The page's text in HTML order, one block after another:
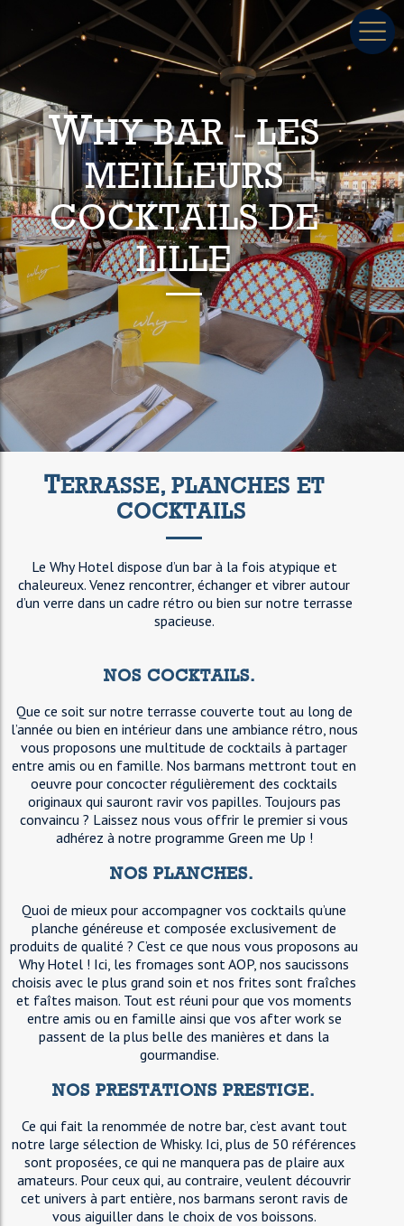
WHY BAR - LES
MEILLEURS
COCKTAILS DE
LILLE
TERRASSE, PLANCHES ET
COCKTAILS
Le Why Hotel dispose d’un bar à la fois atypique et
chaleureux. Venez rencontrer, échanger et vibrer autour
d’un verre dans un cadre rétro ou bien sur notre terrasse
spacieuse.
NOS COCKTAILS.
Que ce soit sur notre terrasse couverte tout au long de
l’année ou bien en intérieur dans une ambiance rétro, nous
vous proposons une multitude de cocktails à partager
entre amis ou en famille. Nos barmans mettront tout en
oeuvre pour concocter régulièrement des cocktails
originaux qui sauront ravir vos papilles. Toujours pas
convaincu ? Laissez nous vous offrir le premier si vous
adhérez à notre programme Green me Up !
NOS PLANCHES.
Quoi de mieux pour accompagner vos cocktails qu’une
planche généreuse et composée exclusivement de
produits de qualité ? C’est ce que nous vous proposons au
Why Hotel ! Ici, les fromages sont AOP, nos saucissons
choisis avec le plus grand soin et nos frites sont fraîches
et faîtes maison. Tout est réuni pour que vos moments
entre amis ou en famille ainsi que vos after work se
passent de la plus belle des manières et dans la
gourmandise.
NOS PRESTATIONS PRESTIGE.
Ce qui fait la renommée de notre bar, c’est avant tout
notre large sélection de Whisky. Ici, plus de 50 références
sont proposées, ce qui ne manquera pas de plaire aux
amateurs. Pour ceux qui, au contraire, veulent découvrir
cet univers à part entière, nos barmans seront ravis de
vous aiguiller dans le choix de vos boissons.